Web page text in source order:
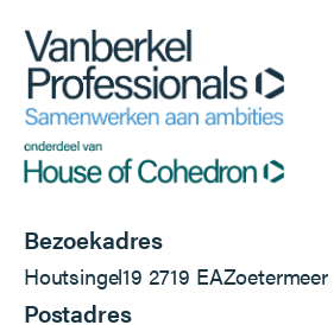
Bezoekadres
Houtsingel19 2719 EAZoetermeer
Postadres